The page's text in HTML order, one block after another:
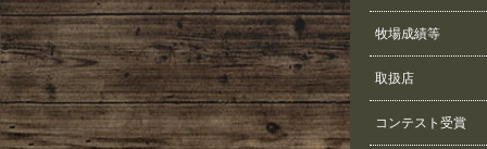
牧場成績等
取扱店
コンテスト受賞